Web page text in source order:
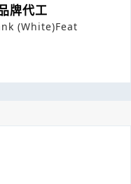
牌代工
(White)Feat